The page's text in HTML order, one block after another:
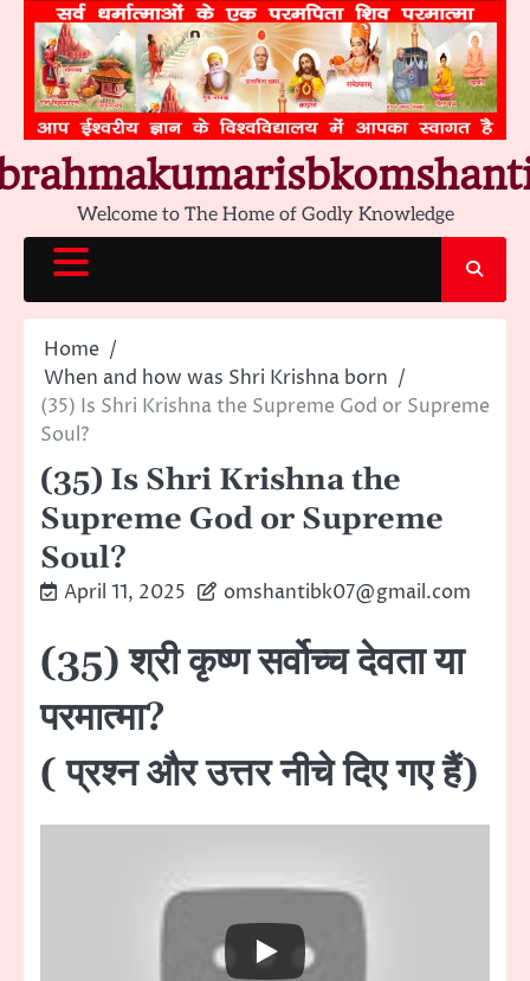
content
Welcome to The Home of Godly Knowledge
Home
When and how was Shri Krishna born
(35) Is Shri Krishna the Supreme God or Supreme
Soul?
(35) Is Shri Krishna the
Supreme God or Supreme
Soul?
April 11, 2025 omshantibk07@gmail.com
(35) श्री कृष्ण सर्वोच्च देवता या
परमात्मा?
( प्रश्न और उत्तर नीचे दिए गए हैं)